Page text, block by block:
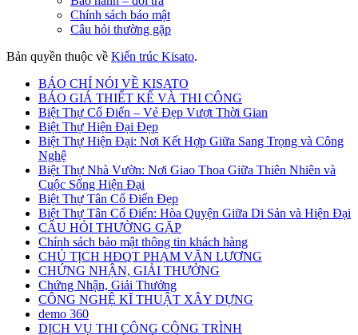
Chính sách bảo mật
Câu hỏi thường gặp
Bản quyền thuộc về Kiến trúc Kisato.
BÁO CHÍ NÓI VỀ KISATO
BÁO GIÁ THIẾT KẾ VÀ THI CÔNG
Biệt Thự Cổ Điển – Vẻ Đẹp Vượt Thời Gian
Biệt Thự Hiện Đại Đẹp
Biệt Thự Hiện Đại: Nơi Kết Hợp Giữa Sang Trọng và Công
Nghệ
Biệt Thự Nhà Vườn: Nơi Giao Thoa Giữa Thiên Nhiên và
Cuộc Sống Hiện Đại
Biệt Thự Tân Cổ Điển Đẹp
Biệt Thự Tân Cổ Điển: Hòa Quyện Giữa Di Sản và Hiện Đại
CÂU HỎI THƯỜNG GẶP
Chính sách bảo mật thông tin khách hàng
CHỦ TỊCH HĐQT PHẠM VĂN LƯƠNG
CHỨNG NHẬN, GIẢI THƯỞNG
Chứng Nhận, Giải Thưởng
CÔNG NGHỆ KĨ THUẬT XÂY DỰNG
demo 360
DỊCH VỤ THI CÔNG CÔNG TRÌNH